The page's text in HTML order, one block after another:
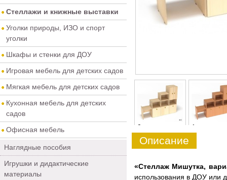
Стеллажи и книжные выставки
Уголки природы, ИЗО и спорт
уголки
Шкафы и стенки для ДОУ
Игровая мебель для детских садов
Мягкая мебель для детских садов
Кухонная мебель для детских
садов
Офисная мебель
Наглядные пособия
Игрушки и дидактические
материалы
0 1
Описание
«Стеллаж Мишутка,
использования в ДОУ или